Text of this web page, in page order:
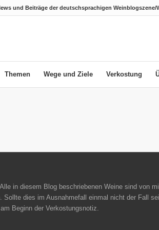
und Beiträge der deutschsprachigen Weinblogszene/
Themen Wege und Ziele Verkostung
Alle in diesem Blog beschriebenen Weine sind von
Sollte dies im Ausnahmefall einmal nicht der Fall
Beginn der Verkostungsnotiz.